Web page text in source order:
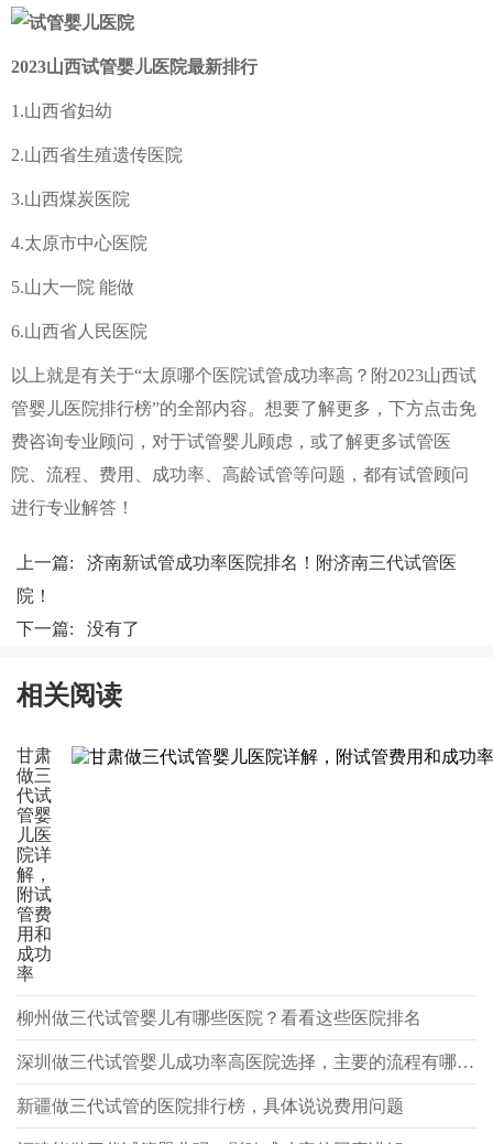
2023山西试管婴儿医院最新排行
1.山西省妇幼
2.山西省生殖遗传医院
3.山西煤炭医院
4.太原市中心医院
5.山大一院 能做
6.山西省人民医院
以上就是有关于“太原哪个医院试管成功率高？附2023山西试
管婴儿医院排行榜”的全部内容。想要了解更多，下方点击免
费咨询专业顾问，对于试管婴儿顾虑，或了解更多试管医
院、流程、费用、成功率、高龄试管等问题，都有试管顾问
进行专业解答！
上一篇: 济南新试管成功率医院排名！附济南三代试管医
院！
下一篇: 没有了
相关阅读
甘肃
做三
代试
管婴
儿医
院详
解，
附试
管费
用和
成功
率
柳州做三代试管婴儿有哪些医院？看看这些医院排名
深圳做三代试管婴儿成功率高医院选择，主要的流程有哪些？
新疆做三代试管的医院排行榜，具体说说费用问题